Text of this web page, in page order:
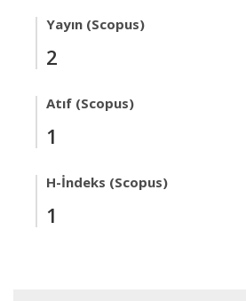
Yayın (Scopus)
2
Atıf (Scopus)
1
H-İndeks (Scopus)
1